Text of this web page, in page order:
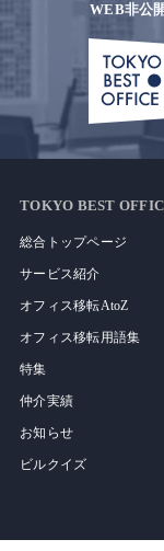
WEB非公
TOKYO BEST
総合トップページ
サービス紹介
オフィス移転AtoZ
オフィス移転用語集
特集
仲介実績
お知らせ
ビルクイズ